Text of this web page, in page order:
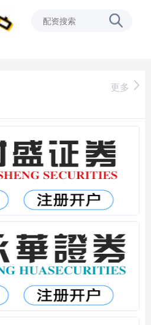
更多